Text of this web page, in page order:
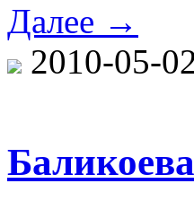
Далее →
2010-05-